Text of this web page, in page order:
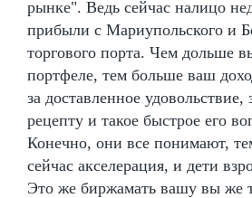
рынке". Ведь сейчас налицо
прибыли с Мариупольского и
торгового порта. Чем дольше
портфеле, тем больше ваш
за доставленное удовольствие,
рецепту и такое быстрое его
Конечно, они все понимают,
сейчас акселерация, и дети
Это же биржамать вашу вы же